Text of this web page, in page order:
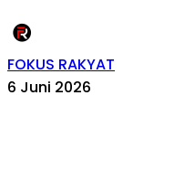
FOKUS RAKYAT
6 Juni 2026